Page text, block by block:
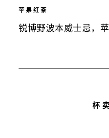
苹果红茶
锐博野波本威士忌，
杯